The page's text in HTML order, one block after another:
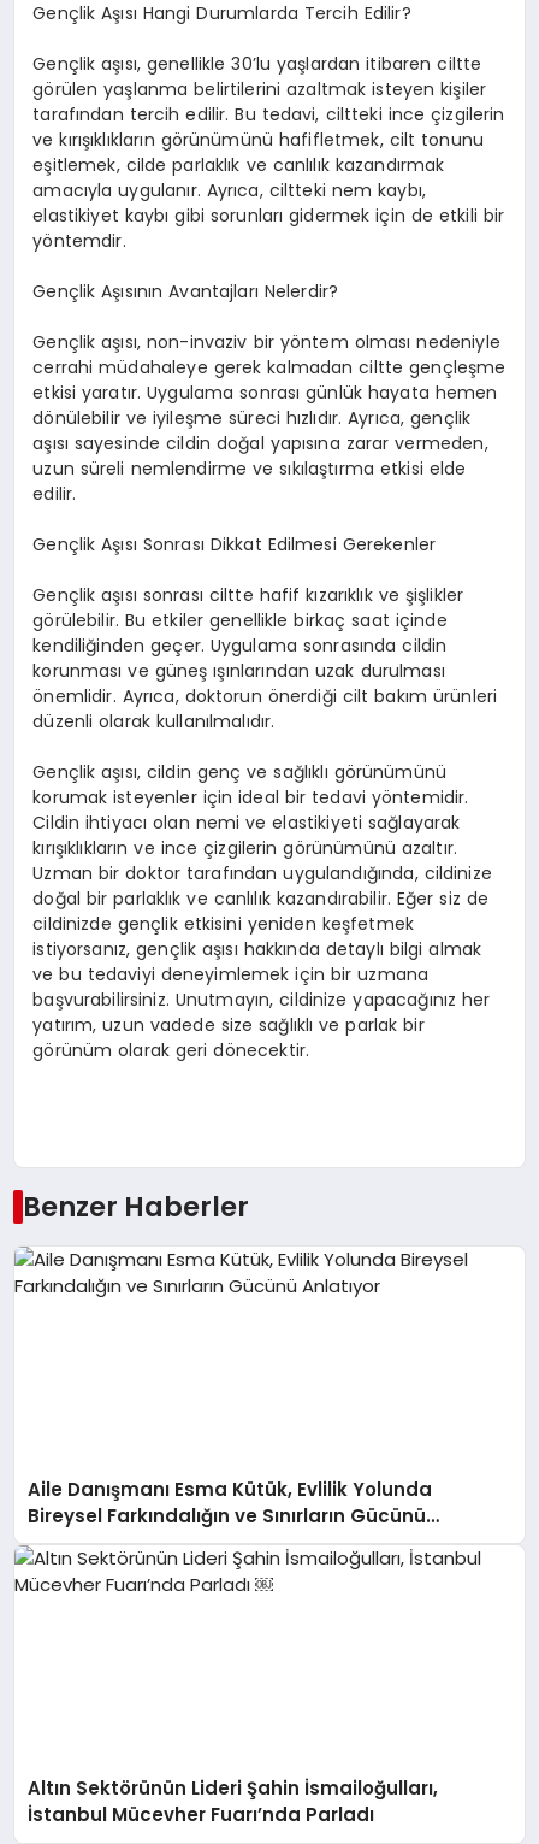
Gençlik Aşısı Hangi Durumlarda Tercih Edilir?
Gençlik aşısı, genellikle 30’lu yaşlardan itibaren ciltte
görülen yaşlanma belirtilerini azaltmak isteyen kişiler
tarafından tercih edilir. Bu tedavi, ciltteki ince çizgilerin
ve kırışıklıkların görünümünü hafifletmek, cilt tonunu
eşitlemek, cilde parlaklık ve canlılık kazandırmak
amacıyla uygulanır. Ayrıca, ciltteki nem kaybı,
elastikiyet kaybı gibi sorunları gidermek için de etkili bir
yöntemdir.
Gençlik Aşısının Avantajları Nelerdir?
Gençlik aşısı, non-invaziv bir yöntem olması nedeniyle
cerrahi müdahaleye gerek kalmadan ciltte gençleşme
etkisi yaratır. Uygulama sonrası günlük hayata hemen
dönülebilir ve iyileşme süreci hızlıdır. Ayrıca, gençlik
aşısı sayesinde cildin doğal yapısına zarar vermeden,
uzun süreli nemlendirme ve sıkılaştırma etkisi elde
edilir.
Gençlik Aşısı Sonrası Dikkat Edilmesi Gerekenler
Gençlik aşısı sonrası ciltte hafif kızarıklık ve şişlikler
görülebilir. Bu etkiler genellikle birkaç saat içinde
kendiliğinden geçer. Uygulama sonrasında cildin
korunması ve güneş ışınlarından uzak durulması
önemlidir. Ayrıca, doktorun önerdiği cilt bakım ürünleri
düzenli olarak kullanılmalıdır.
Gençlik aşısı, cildin genç ve sağlıklı görünümünü
korumak isteyenler için ideal bir tedavi yöntemidir.
Cildin ihtiyacı olan nemi ve elastikiyeti sağlayarak
kırışıklıkların ve ince çizgilerin görünümünü azaltır.
Uzman bir doktor tarafından uygulandığında, cildinize
doğal bir parlaklık ve canlılık kazandırabilir. Eğer siz de
cildinizde gençlik etkisini yeniden keşfetmek
istiyorsanız, gençlik aşısı hakkında detaylı bilgi almak
ve bu tedaviyi deneyimlemek için bir uzmana
başvurabilirsiniz. Unutmayın, cildinize yapacağınız her
yatırım, uzun vadede size sağlıklı ve parlak bir
görünüm olarak geri dönecektir.
Benzer Haberler
Aile Danışmanı Esma Kütük, Evlilik Yolunda
Bireysel Farkındalığın ve Sınırların Gücünü
Anlatıyor
Altın Sektörünün Lideri Şahin İsmailoğulları,
İstanbul Mücevher Fuarı’nda Parladı ￼